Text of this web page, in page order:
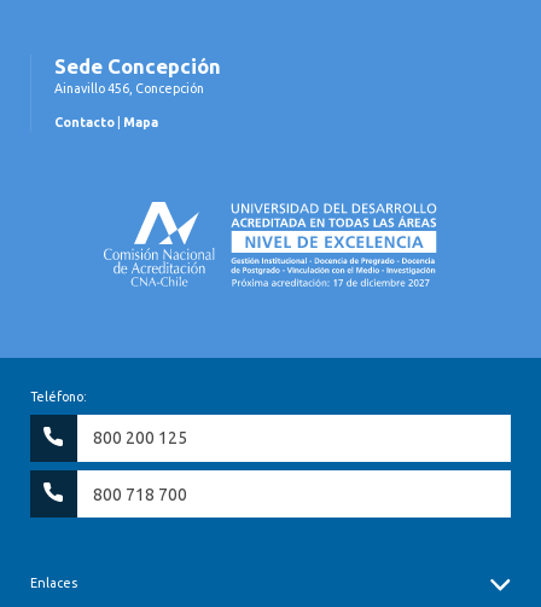
Sede Concepción
Ainavillo 456, Concepción
Contacto Mapa
Teléfono:
800 200 125
800 718 700
Enlaces